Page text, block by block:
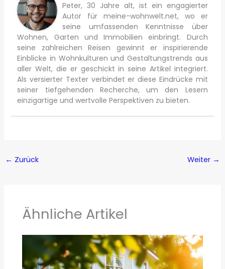
Peter, 30 Jahre alt, ist ein engagierter
Autor für meine-wohnwelt.net, wo er
seine umfassenden Kenntnisse über
Wohnen, Garten und Immobilien einbringt. Durch
seine zahlreichen Reisen gewinnt er inspirierende
Einblicke in Wohnkulturen und Gestaltungstrends aus
aller Welt, die er geschickt in seine Artikel integriert.
Als versierter Texter verbindet er diese Eindrücke mit
seiner tiefgehenden Recherche, um den Lesern
einzigartige und wertvolle Perspektiven zu bieten.
← Zurück Weiter →
Ähnliche Artikel